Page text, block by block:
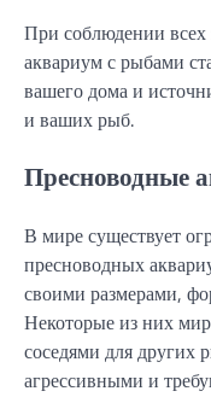
При соблюдении всех
аквариум с рыбами
вашего дома и
и ваших рыб.
Пресноводные
В мире существует
пресноводных
своими размерами,
Некоторые из них
соседями для других
агрессивными и